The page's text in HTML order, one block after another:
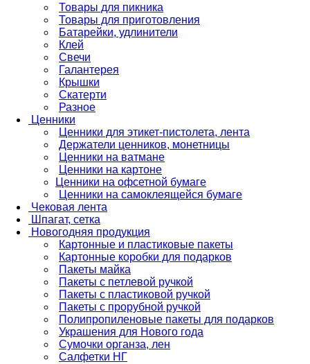
Товары для пикника
Товары для приготовления
Батарейки, удлинители
Клей
Свечи
Галантерея
Крышки
Скатерти
Разное
Ценники
Ценники для этикет-пистолета, лента
Держатели ценников, монетницы
Ценники на ватмане
Ценники на картоне
Ценники на офсетной бумаге
Ценники на самоклеящейся бумаге
Чековая лента
Шпагат, сетка
Новогодняя продукция
Картонные и пластиковые пакеты
Картонные коробки для подарков
Пакеты майка
Пакеты с петлевой ручкой
Пакеты с пластиковой ручкой
Пакеты с прорубной ручкой
Полипропиленовые пакеты для подарков
Украшения для Нового года
Сумочки органза, лен
Салфетки НГ